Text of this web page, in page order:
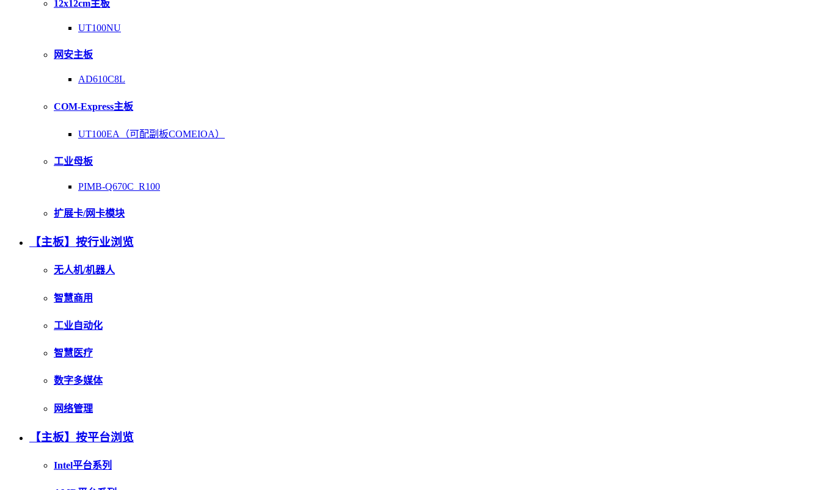
12x12cm主板
UT100NU
网安主板
AD610C8L
COM-Express主板
UT100EA（可配副板COMEIOA）
工业母板
PIMB-Q670C_R100
扩展卡/网卡模块
【主板】按行业浏览
无人机/机器人
智慧商用
工业自动化
智慧医疗
数字多媒体
网络管理
【主板】按平台浏览
Intel平台系列